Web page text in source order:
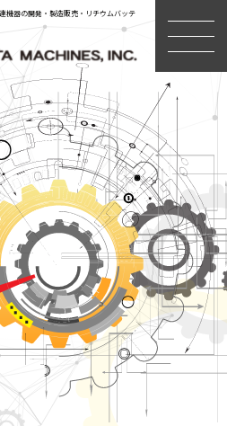
機器の開発・製造販売・リチウムバッテ
MENU